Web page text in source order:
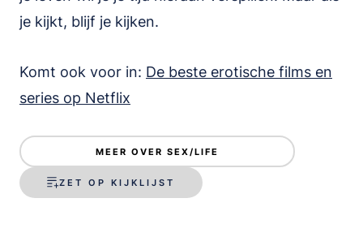
je kijkt, blijf je kijken.
Komt ook voor in: De beste erotische films en
series op Netflix
MEER OVER SEX/LIFE
ZET OP KIJKLIJST